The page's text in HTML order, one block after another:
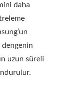
daha
uzun süreli